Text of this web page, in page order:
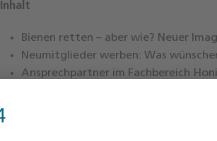
Inhalt
Bienen retten – aber wie? Neuer
Neumitglieder werben: Was
Ansprechpartner im Fachbereich